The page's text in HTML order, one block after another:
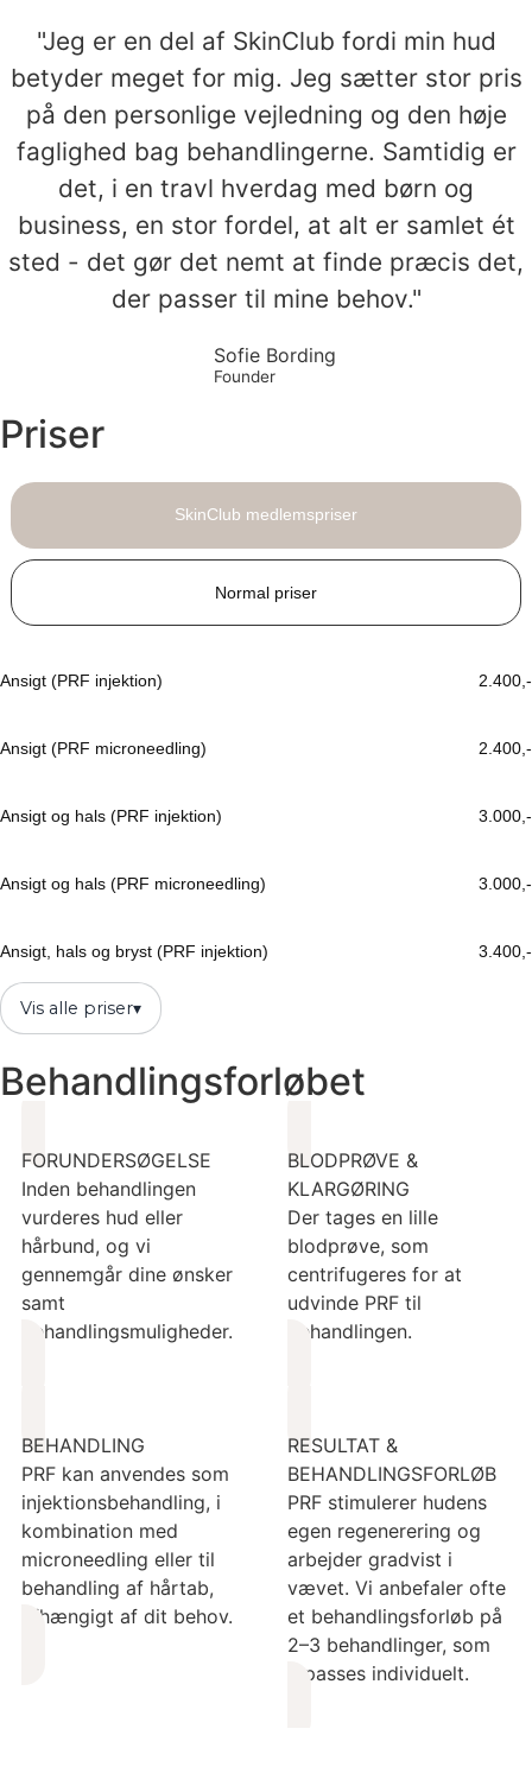
"Jeg er en del af SkinClub fordi min hud
betyder meget for mig. Jeg sætter stor pris
på den personlige vejledning og den høje
faglighed bag behandlingerne. Samtidig er
det, i en travl hverdag med børn og
business, en stor fordel, at alt er samlet ét
sted - det gør det nemt at finde præcis det,
der passer til mine behov."
Sofie Bording
Founder
Priser
SkinClub medlemspriser
Normal priser
Ansigt (PRF injektion) 2.400,-
Ansigt (PRF microneedling) 2.400,-
Ansigt og hals (PRF injektion) 3.000,-
Ansigt og hals (PRF microneedling) 3.000,-
Ansigt, hals og bryst (PRF injektion) 3.400,-
Vis alle priser▾
Behandlingsforløbet
FORUNDERSØGELSE
Inden behandlingen
vurderes hud eller
hårbund, og vi
gennemgår dine ønsker
samt
behandlingsmuligheder.
BLODPRØVE &
KLARGØRING
Der tages en lille
blodprøve, som
centrifugeres for at
udvinde PRF til
behandlingen.
BEHANDLING
PRF kan anvendes som
injektionsbehandling, i
kombination med
microneedling eller til
behandling af hårtab,
afhængigt af dit behov.
RESULTAT &
BEHANDLINGSFORLØB
PRF stimulerer hudens
egen regenerering og
arbejder gradvist i
vævet. Vi anbefaler ofte
et behandlingsforløb på
2–3 behandlinger, som
tilpasses individuelt.